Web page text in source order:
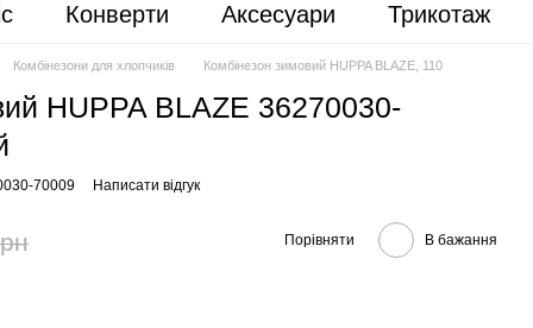
Конверти Аксесуари Трикотаж
Комбінезони для хлопчиків Комбінезон зимовий HUPPA BLAZE, 110
HUPPA BLAZE 36270030-
70009 Написати відгук
Порівняти В бажання